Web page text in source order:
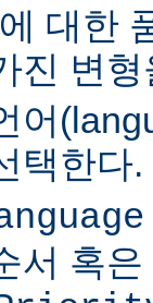
대한
진 변
어
택한다.
서 혹은